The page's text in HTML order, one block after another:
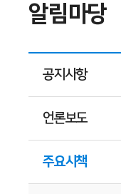
알림마당
공지사항
언론보도
주요시책